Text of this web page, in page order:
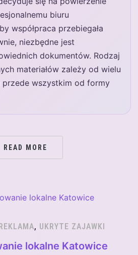
biuru
współpraca przebiegała
niezbędne jest
dokumentów. Rodzaj
materiałów zależy od wielu
wszystkim od formy
READ MORE
, UKRYTE ZAJAWKI
lokalne Katowice